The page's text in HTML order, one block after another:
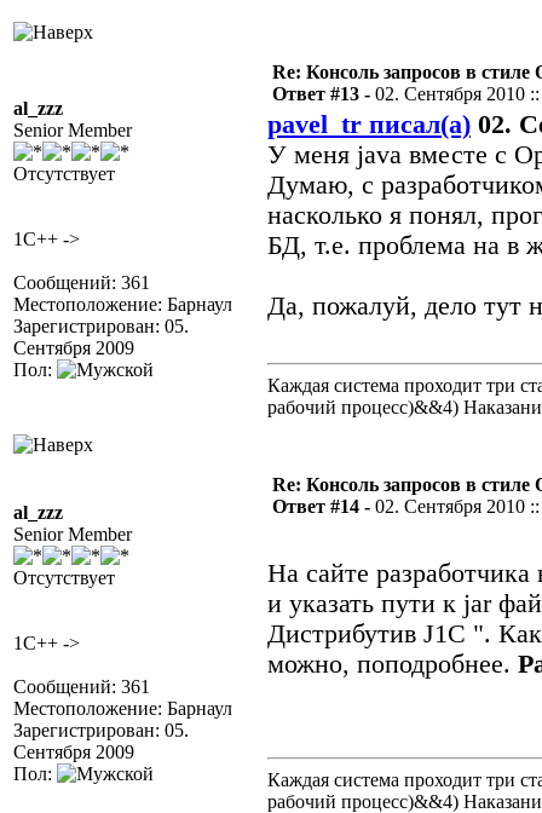
al_zzz
Senior Member
Отсутствует
1C++ ->
Сообщений: 361
Местоположение: Барнаул
Зарегистрирован: 05.
Сентября 2009
Пол:
Re: Консоль запросов в стиле
Ответ #13 - 02. Сентября 2010
pavel_tr писал(а) 02.
У меня java вместе с
Думаю, с
насколько я понял,
БД, т.е. проблема на в
Да, пожалуй, дело тут
Каждая система проходит три
рабочий процесс)&&4)
al_zzz
Senior Member
Отсутствует
1C++ ->
Сообщений: 361
Местоположение: Барнаул
Зарегистрирован: 05.
Сентября 2009
Пол:
Re: Консоль запросов в стиле
Ответ #14 - 02. Сентября 2010
На сайте
и указать пути к jar
Дистрибутив J1C ".
можно, поподробнее.
Каждая система проходит три
рабочий процесс)&&4)